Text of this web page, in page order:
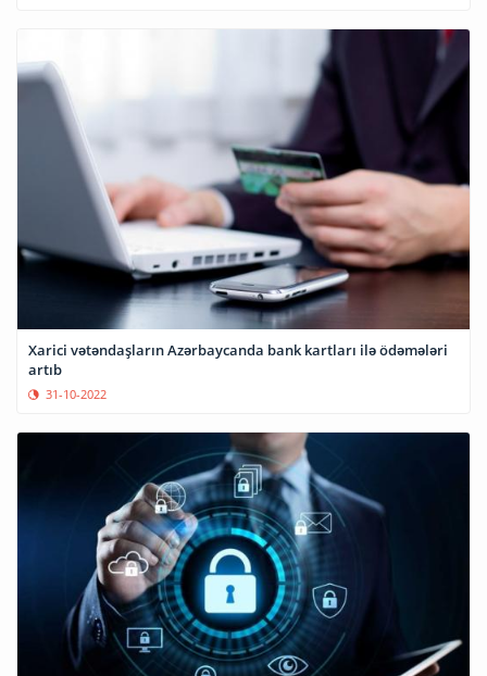
Xarici vətəndaşların Azərbaycanda bank kartları ilə ödəmələri
artıb
31-10-2022